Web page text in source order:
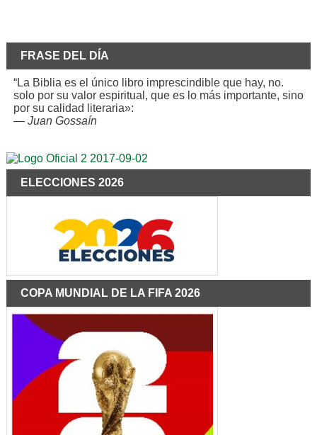
FRASE DEL DÍA
“La Biblia es el único libro imprescindible que hay, no.
solo por su valor espiritual, que es lo más importante, sino
por su calidad literaria»:
— Juan Gossaín
ELECCIONES 2026
COPA MUNDIAL DE LA FIFA 2026